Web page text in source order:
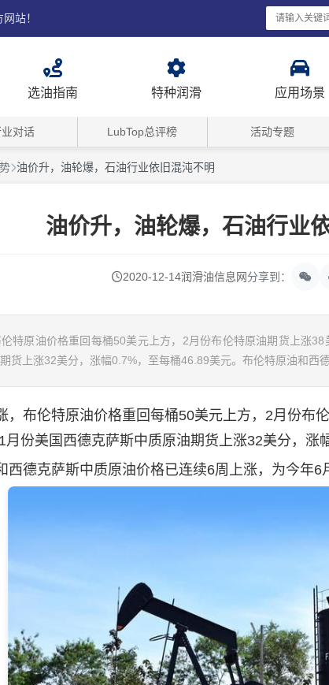
站！
选油指南 特种润滑 应用场景
对话 LubTop总评榜 活动专题
油价升，油轮爆，石油行业依旧混沌不明
油价升，油轮爆，石油行业
2020-12-14润滑油信息网分享到：
特原油价格重回每桶50美元上方，2月份布伦特原油期货上涨
货上涨32美分，涨幅0.7%，至每桶46.89美元。布伦特原油和西
布伦特原油价格重回每桶50美元上方，2月份布
月份美国西德克萨斯中质原油期货上涨32美分，涨
克萨斯中质原油价格已连续6周上涨，为今年6